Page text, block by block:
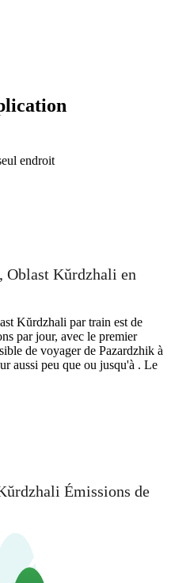
endroit
Oblast Kŭrdzhali en
Kŭrdzhali par train est de
par jour, avec le premier
de voyager de Pazardzhik à
aussi peu que ou jusqu'à . Le
Émissions de